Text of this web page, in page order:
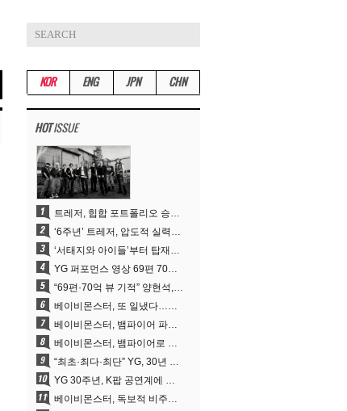
KOR ENG JPN CHN
HOTISSUE
트레저, 힙합 포트폴리오 승부수 통했다…데뷔 6주년 새 도약
‘6주년’ 트레저, 압도적 실력으로 증명한 ‘YG의 보물’ 진가
‘서태지와 아이들’부터 탑재한 안무DNA…양현석, YG 퍼포먼스 비디오 70억 뷰 신화의 시작
YG 퍼포먼스 영상 69편 70억뷰…양현석 제작 철학 통했다
“69편·70억 뷰 기적” 양현석, YG 퍼포먼스 비디오 100% 직접 만든 이유
베이비몬스터, 또 일냈다…유튜브 월드와이드 1위
베이비몬스터, 뱀파이어 파격 변신..유튜브 트렌딩 1위 직행
베이비몬스터, 뱀파이어로 변신…‘MOON’으로 찍은 3개월 프로젝트
“최초·최다·최단” YG, 30년 뚝심이 빚어낸 K팝 투어의 새 지평
YG 30주년, K팝 공연계에 어떤 것을 남겼나
베이비몬스터, 독보적 비주얼과 압도적 소화력..’MOON’